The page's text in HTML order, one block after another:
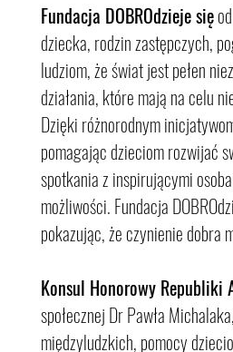
Fundacja DOBROdzieje się
dziecka, rodzin zastępczych,
ludziom, że świat jest pełen
działania, które mają na celu
Dzięki różnorodnym
pomagając dzieciom rozwijać
spotkania z inspirującymi
możliwości. Fundacja
pokazując, że czynienie dobra
Konsul Honorowy
społecznej Dr Pawła
międzyludzkich, pomocy